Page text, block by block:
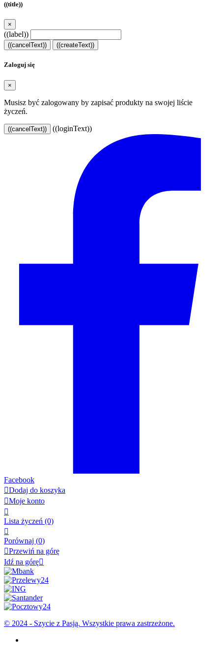
((title))
×
((label))
((cancelText)) ((createText))
Zaloguj się
×
Musisz być zalogowany by zapisać produkty na swojej liście
życzeń.
((cancelText)) ((loginText))
Facebook
Dodaj do koszyka
Moje konto

Lista życzeń (0)

Porównaj (0)
Przewiń na górę
Idź na górę
© 2024 - Szycie z Pasją. Wszystkie prawa zastrzeżone.